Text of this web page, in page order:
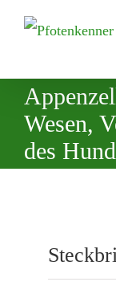
Zum
Wesen,
des